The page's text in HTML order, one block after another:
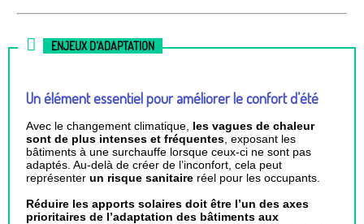
ENJEUX D'ADAPTATION
Un élément essentiel pour améliorer le confort d’été
Avec le changement climatique, les vagues de chaleur
sont de plus intenses et fréquentes , exposant les
bâtiments à une surchauffe lorsque ceux-ci ne sont pas
adaptés. Au-delà de créer de l’inconfort, cela peut
représenter un risque sanitaire réel pour les occupants.
Réduire les apports solaires doit être l’un des axes
prioritaires de l’adaptation des bâtiments aux